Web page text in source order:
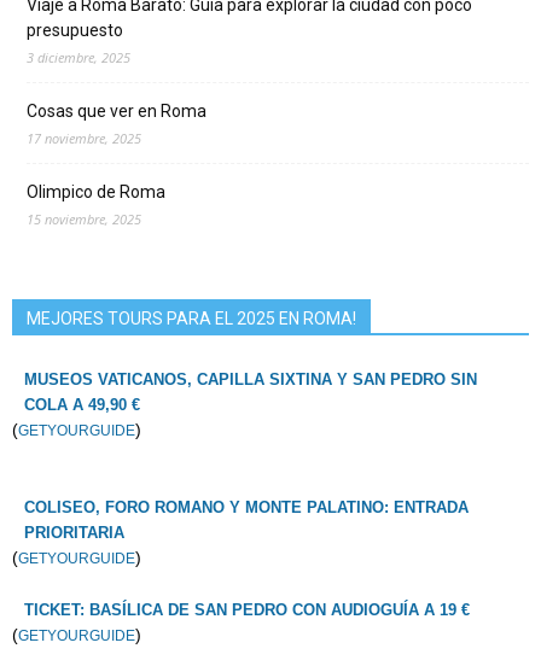
Viaje a Roma Barato: Guía para explorar la ciudad con poco
presupuesto
3 diciembre, 2025
Cosas que ver en Roma
17 noviembre, 2025
Olimpico de Roma
15 noviembre, 2025
MEJORES TOURS PARA EL 2025 EN ROMA!
MUSEOS VATICANOS, CAPILLA SIXTINA Y SAN PEDRO SIN
COLA A 49,90 €
(GETYOURGUIDE)
COLISEO, FORO ROMANO Y MONTE PALATINO: ENTRADA
PRIORITARIA
(GETYOURGUIDE)
TICKET: BASÍLICA DE SAN PEDRO CON AUDIOGUÍA A 19 €
(GETYOURGUIDE)